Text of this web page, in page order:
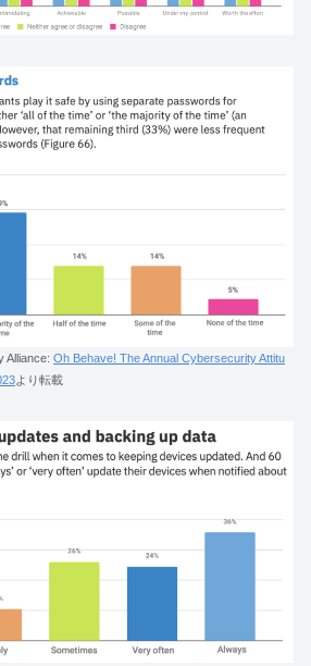
Alliance: Oh Behave! The Annual Cybersecurity Attitu
より転載